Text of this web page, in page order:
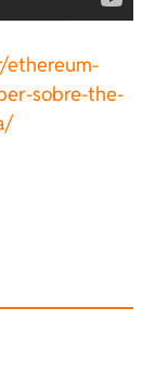
ethereum-
sobre-the-